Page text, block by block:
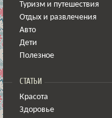
Туризм и путешествия
Отдых и развлечения
Авто
Дети
Полезное
СТАТЬИ
Красота
Здоровье